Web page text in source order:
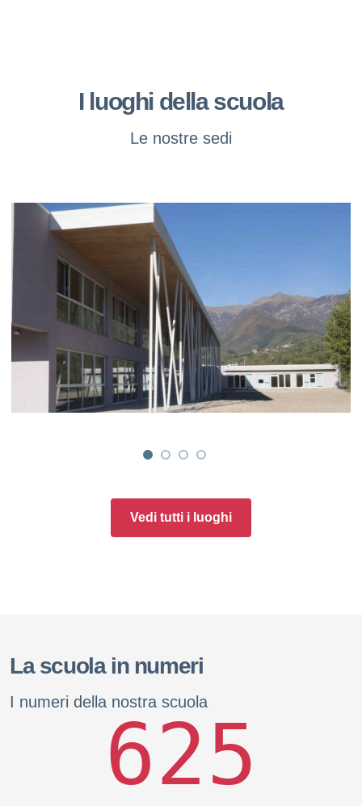
I luoghi della scuola
Le nostre sedi
Vedi tutti i luoghi
La scuola in numeri
I numeri della nostra scuola
625